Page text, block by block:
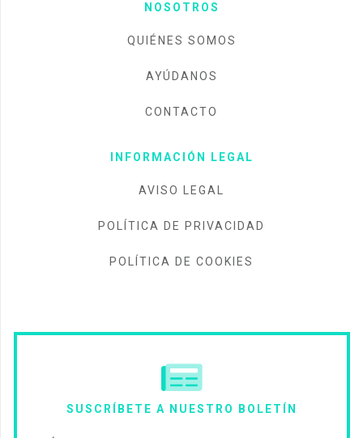
NOSOTROS
QUIÉNES SOMOS
AYÚDANOS
CONTACTO
INFORMACIÓN LEGAL
AVISO LEGAL
POLÍTICA DE PRIVACIDAD
POLÍTICA DE COOKIES
SUSCRÍBETE A NUESTRO BOLETÍN